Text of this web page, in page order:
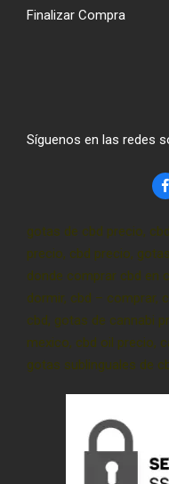
Finalizar Compra
Síguenos en las redes
gotas de cbd precio,
precio, cbd precio,
donde comprar cbd en
dormir, cbd – comprar,
cbd, gotas de cannabi
mexico, cbd oil precio,
gotas sublinguales de